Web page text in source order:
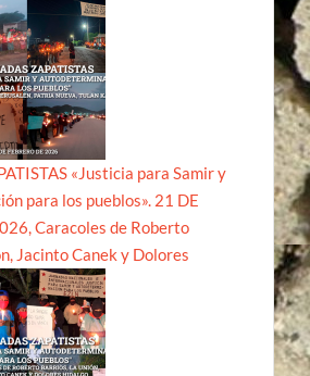
«Justicia para Samir y
para los pueblos». 21 DE
Caracoles de Roberto
Jacinto Canek y Dolores